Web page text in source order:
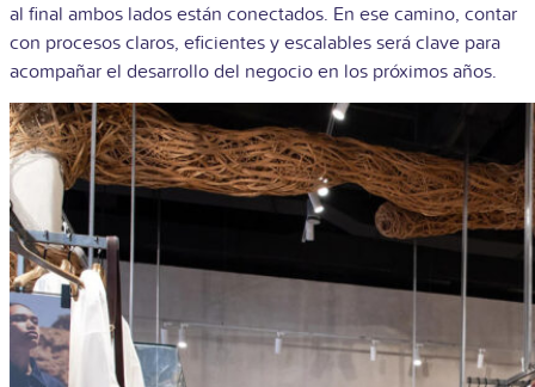
al final ambos lados están conectados. En ese camino, contar
con procesos claros, eficientes y escalables será clave para
acompañar el desarrollo del negocio en los próximos años.